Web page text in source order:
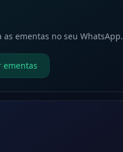
as ementas no seu WhatsApp.
ementas